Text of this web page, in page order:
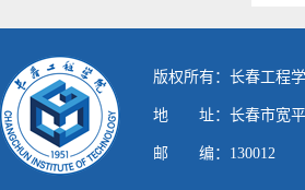
版权所有：长春工程
地 址：长春市宽平
邮 编：130012